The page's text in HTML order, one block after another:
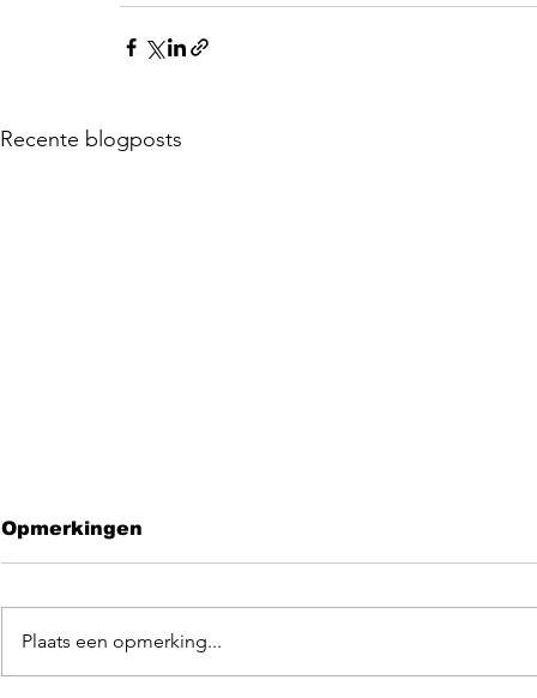
Recente blogposts
Leave
Opmerkingen
Plaats een opmerking...